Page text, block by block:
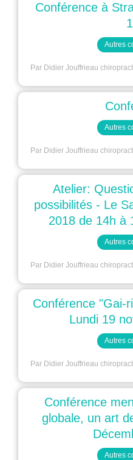
Conférence à
Autres
Par Didier Jouffrieau
Autres
Par Didier Jouffrieau
Atelier:
possibilités - Le
2018 de 14h à
Autres
Par Didier Jouffrieau
Conférence "Gai-
Lundi 19
Autres
Par Didier Jouffrieau
Conférence
globale, un art
Autres